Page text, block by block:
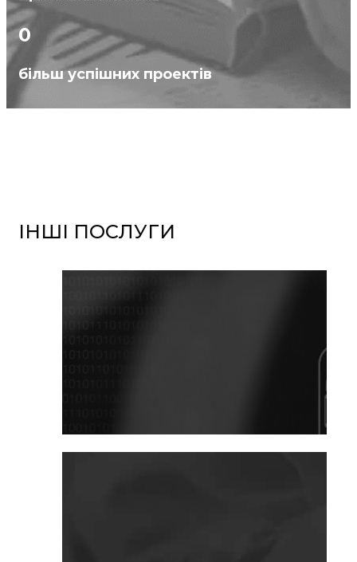
0
більш успішних проектів
ІНШІ ПОСЛУГИ